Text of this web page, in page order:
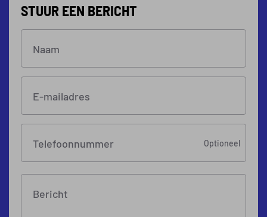
STUUR EEN BERICHT
Naam
E-mailadres
Telefoonnummer Optioneel
Bericht